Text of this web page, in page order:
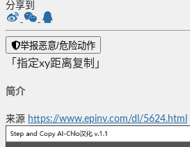
分享到
举报恶意/危险动作
「指定xy距离复制」
简介
来源 https://www.epinv.com/dl/5624.html